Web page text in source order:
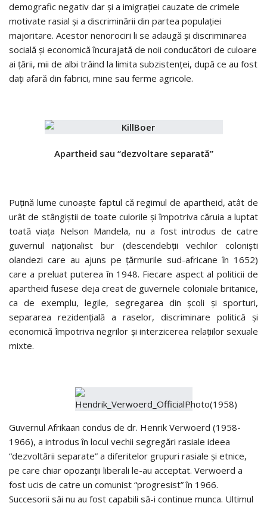
demografic negativ dar şi a imigraţiei cauzate de crimele
motivate rasial şi a discriminării din partea populaţiei
majoritare. Acestor nenorociri li se adaugă şi discriminarea
socială şi economică încurajată de noii conducători de culoare
ai ţării, mii de albi trăind la limita subzistenţei, după ce au fost
daţi afară din fabrici, mine sau ferme agricole.
Apartheid sau “dezvoltare separată”
Puţină lume cunoaşte faptul că regimul de apartheid, atât de
urât de stângiştii de toate culorile şi împotriva căruia a luptat
toată viaţa Nelson Mandela, nu a fost introdus de catre
guvernul naţionalist bur (descendebţii vechilor colonişti
olandezi care au ajuns pe ţărmurile sud-africane în 1652)
care a preluat puterea în 1948. Fiecare aspect al politicii de
apartheid fusese deja creat de guvernele coloniale britanice,
ca de exemplu, legile, segregarea din şcoli şi sporturi,
separarea rezidenţială a raselor, discriminare politică şi
economică împotriva negrilor şi interzicerea relaţiilor sexuale
mixte.
Guvernul Afrikaan condus de dr. Henrik Verwoerd (1958-
1966), a introdus în locul vechii segregări rasiale ideea
“dezvoltării separate” a diferitelor grupuri rasiale şi etnice,
pe care chiar opozanţii liberali le-au acceptat. Verwoerd a
fost ucis de catre un comunist “progresist” în 1966.
Succesorii săi nu au fost capabili să-i continue munca. Ultimul